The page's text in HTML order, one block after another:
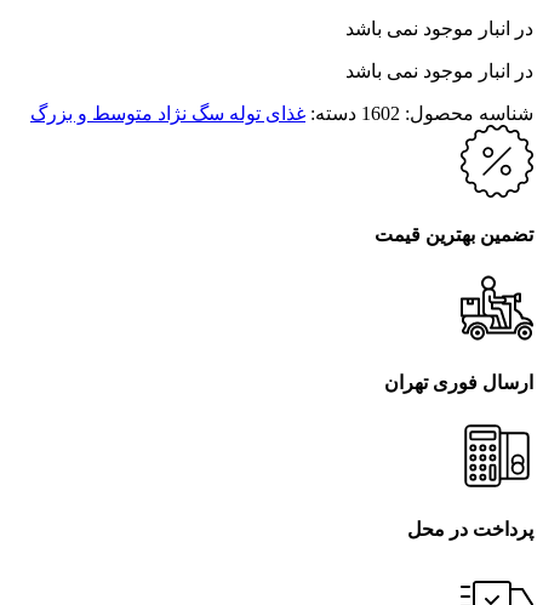
در انبار موجود نمی باشد
در انبار موجود نمی باشد
شناسه محصول: 1602 دسته: غذای توله سگ نژاد متوسط و بزرگ
تضمین بهترین قیمت
ارسال فوری تهران
پرداخت در محل